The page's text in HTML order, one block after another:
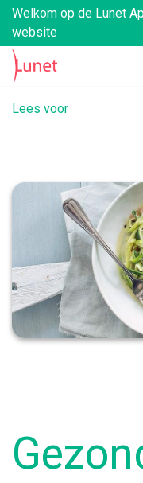
Welkom op de Lunet
website
Lees voor